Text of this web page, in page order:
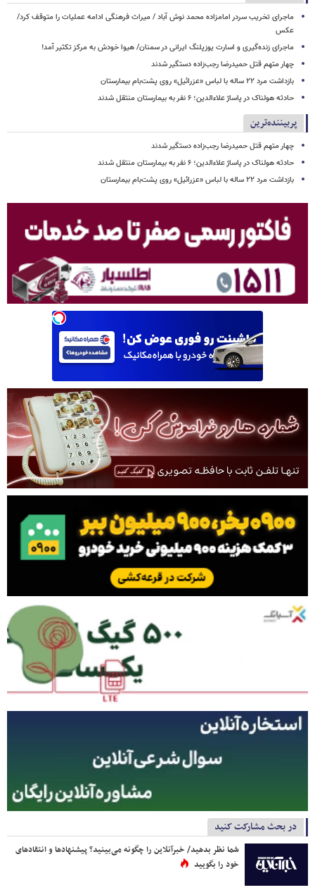
ماجرای تخریب سردر امامزاده محمد نوش ‌آباد / میراث فرهنگی ادامه عملیات را متوقف کرد/
عکس
ماجرای زنده‌گیری و اسارت یوزپلنگ ایرانی در سمنان/ هیوا خودش به مرکز تکثیر آمد!
چهار متهم قتل حمیدرضا رجب‌زاده دستگیر شدند
بازداشت مرد ۲۲ ساله با لباس «عزرائیل» روی پشت‌بام بیمارستان
حادثه هولناک در پاساژ علاءالدین؛ ۶ نفر به بیمارستان منتقل شدند
پربیننده‌ترین
چهار متهم قتل حمیدرضا رجب‌زاده دستگیر شدند
حادثه هولناک در پاساژ علاءالدین؛ ۶ نفر به بیمارستان منتقل شدند
بازداشت مرد ۲۲ ساله با لباس «عزرائیل» روی پشت‌بام بیمارستان
در بحث مشارکت کنید
شما نظر بدهید/ خبرآنلاین را چگونه می‌بینید؟ پیشنهادها و انتقادهای
خود را بگویید